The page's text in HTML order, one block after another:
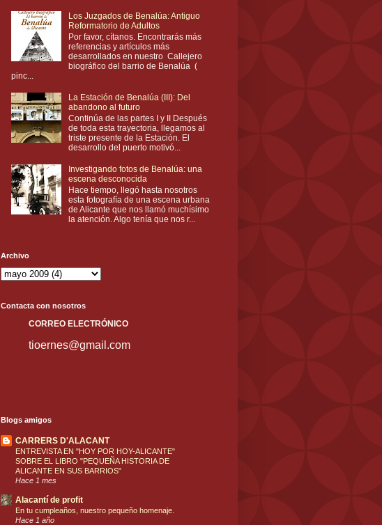
Los Juzgados de Benalúa: Antiguo
Reformatorio de Adultos
Por favor, cítanos. Encontrarás más
referencias y artículos más
desarrollados en nuestro Callejero
biográfico del barrio de Benalúa (
pinc...
La Estación de Benalúa (III): Del
abandono al futuro
Continúa de las partes I y II Después
de toda esta trayectoria, llegamos al
triste presente de la Estación. El
desarrollo del puerto motivó...
Investigando fotos de Benalúa: una
escena desconocida
Hace tiempo, llegó hasta nosotros
esta fotografía de una escena urbana
de Alicante que nos llamó muchísimo
la atención. Algo tenía que nos r...
Archivo
Contacta con nosotros
CORREO ELECTRÓNICO
tioernes@gmail.com
Blogs amigos
CARRERS D'ALACANT
ENTREVISTA EN "HOY POR HOY-ALICANTE"
SOBRE EL LIBRO "PEQUEÑA HISTORIA DE
ALICANTE EN SUS BARRIOS"
Hace 1 mes
Alacantí de profit
En tu cumpleaños, nuestro pequeño homenaje.
Hace 1 año